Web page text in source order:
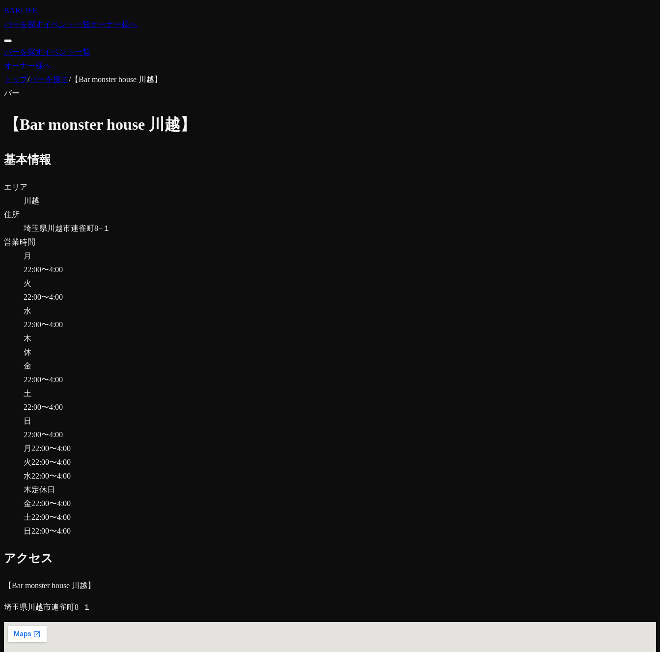
BARLIFE
バーを探すイベント一覧オーナー様へ
バーを探すイベント一覧
オーナー様へ
トップ/バーを探す/【Bar monster house 川越】
バー
【Bar monster house 川越】
基本情報
エリア
川越
住所
埼玉県川越市連雀町8−１
営業時間
月
22:00〜4:00
火
22:00〜4:00
水
22:00〜4:00
木
休
金
22:00〜4:00
土
22:00〜4:00
日
22:00〜4:00
月 22:00〜4:00
火22:00〜4:00
水22:00〜4:00
木定休日
金22:00〜4:00
土22:00〜4:00
日 22:00〜4:00
アクセス
【Bar monster house 川越】
埼玉県川越市連雀町8−１